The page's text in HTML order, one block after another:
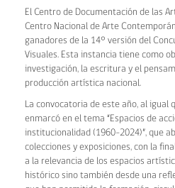
El Centro de Documentación de las
Centro Nacional de Arte
ganadores de la 14° versión del
Visuales. Esta instancia tiene como
investigación, la escritura y el
producción artística nacional.
La convocatoria de este año, al igual
enmarcó en el tema “Espacios de
institucionalidad (1960–2024)”, que
colecciones y exposiciones, con la
a la relevancia de los espacios
histórico sino también desde una